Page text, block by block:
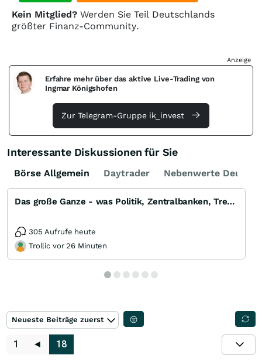
Kein Mitglied? Werden Sie Teil Deutschlands
größter Finanz-Community.
Anzeige
Erfahre mehr über das aktive Live-Trading von
Ingmar Königshofen
Zur Telegram-Gruppe ik_invest
Interessante Diskussionen für Sie
Börse Allgemein Daytrader Nebenwerte
Das große Ganze - was Politik, Zentralbanken, Trends, Medien und Gesellschaft mit Aktien, Rohstoffen
305 Aufrufe heute
Trollic vor 26 Minuten
Neueste Beiträge zuerst
1 ◄ 18